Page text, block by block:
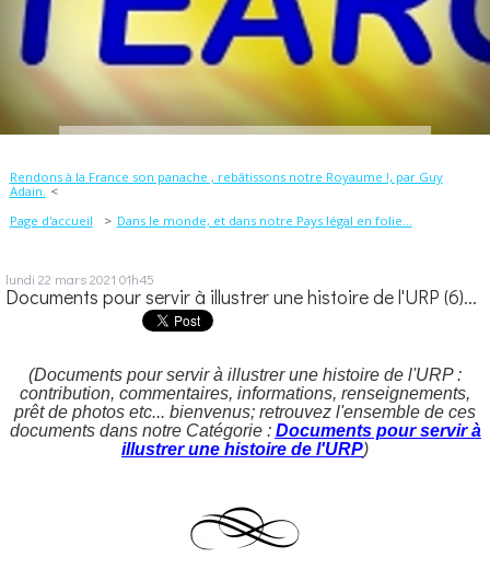
Rendons à la France son panache , rebâtissons notre Royaume !, par Guy
Adain.
Page d'accueil
Dans le monde, et dans notre Pays légal en folie...
lundi 22 mars 2021 01h45
Documents pour servir à illustrer une histoire de l'URP (6)...
(Documents pour servir à illustrer une histoire de l'URP :
contribution, commentaires, informations, renseignements,
prêt de photos etc... bienvenus; retrouvez l'ensemble de ces
documents dans notre Catégorie : Documents pour servir à
illustrer une histoire de l'URP)